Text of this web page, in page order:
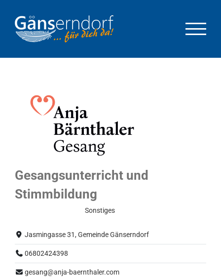
springen
Gesangsunterricht und
Stimmbildung
Sonstiges
Jasmingasse 31, Gemeinde Gänserndorf
06802424398
gesang@anja-baernthaler.com